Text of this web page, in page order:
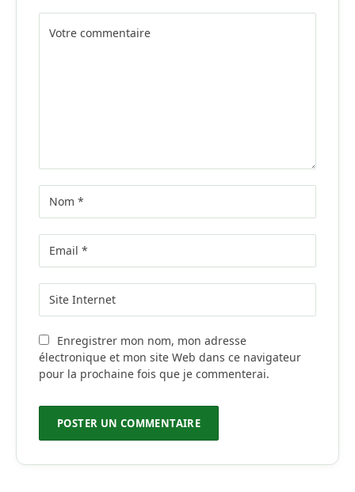
Enregistrer mon nom, mon adresse
électronique et mon site Web dans ce navigateur
pour la prochaine fois que je commenterai.